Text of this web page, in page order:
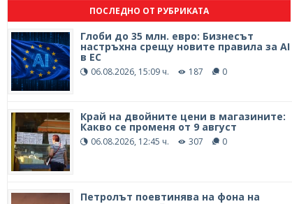
ПОСЛЕДНО ОТ РУБРИКАТА
Глоби до 35 млн. евро: Бизнесът
настръхна срещу новите правила за AI
в ЕС
06.08.2026, 15:09 ч. 187 0
Край на двойните цени в магазините:
Какво се променя от 9 август
06.08.2026, 12:45 ч. 307 0
Петролът поевтинява на фона на